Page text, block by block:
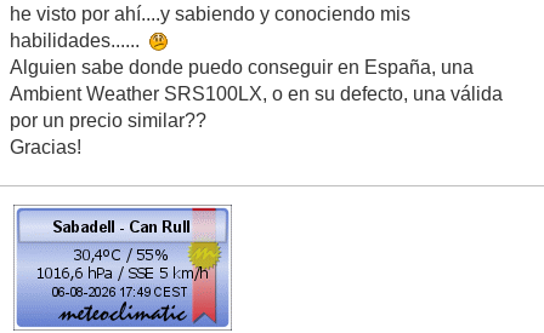
he visto por ahí....y sabiendo y conociendo mis
habilidades......
Alguien sabe donde puedo conseguir en España, una
Ambient Weather SRS100LX, o en su defecto, una válida
por un precio similar??
Gracias!